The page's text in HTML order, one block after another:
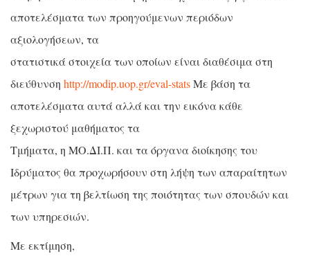
αποτελέσματα των προηγούμενων περιόδων
αξιολογήσεων, τα
στατιστικά στοιχεία των οποίων είναι διαθέσιμα στη
διεύθυνση http://modip.uop.gr/eval-statsΜε βάση τα
αποτελέσματα αυτά αλλά και την εικόνα κάθε
ξεχωριστού μαθήματος τα
Τμήματα, η ΜΟ.ΔΙ.Π. και τα όργανα διοίκησης του
Ιδρύματος θα προχωρήσουν στη λήψη των απαραίτητων
μέτρων για τη βελτίωση της ποιότητας των σπουδών και
των υπηρεσιών.
Με εκτίμηση,